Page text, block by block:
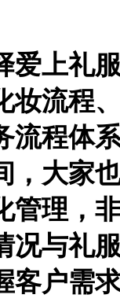
爱上礼
妆流程
流程体
，大家
管理，
况与礼
客户需